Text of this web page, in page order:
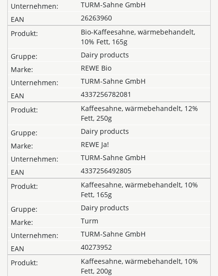
TURM-Sahne GmbH
26263960
Bio-Kaffeesahne, wärmebehandelt,
10% Fett, 165g
Dairy products
REWE Bio
TURM-Sahne GmbH
4337256782081
Kaffeesahne, wärmebehandelt, 12%
Fett, 250g
Dairy products
REWE Ja!
TURM-Sahne GmbH
4337256492805
Kaffeesahne, wärmebehandelt, 10%
Fett, 165g
Dairy products
Turm
TURM-Sahne GmbH
40273952
Kaffeesahne, wärmebehandelt, 10%
Fett, 200g